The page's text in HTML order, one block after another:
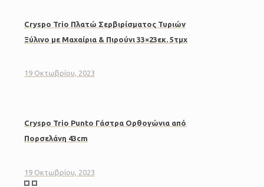
Cryspo Trio Πλατώ Σερβιρίσματος Τυριών
Ξύλινο με Μαχαίρια & Πιρούνι 33×23εκ. 5τμχ
19 Οκτωβρίου, 2023
Cryspo Trio Punto Γάστρα Ορθογώνια από
Πορσελάνη 43cm
19 Οκτωβρίου, 2023